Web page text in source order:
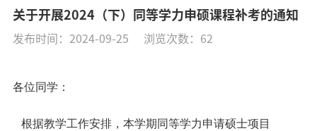
关于开展2024（下）同等学力申硕课程补考的通知
发布时间：2024-09-25 浏览次数： 62
各位同学：
根据教学工作安排，本学期同等学力申请硕士项目